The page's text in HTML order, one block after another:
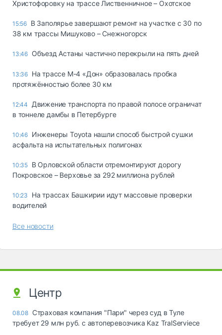
Христофоровку на трассе Лиственничное – Охотское
15:56 В Заполярье завершают ремонт на участке с 30 по
38 км трассы Мишуково – Снежногорск
13:46 Объезд Астаны частично перекрыли на пять дней
13:36 На трассе М-4 «Дон» образовалась пробка
протяжённостью более 30 км
12:44
Движение транспорта по правой полосе ограничат
в тоннеле дамбы в Петербурге
10:46 Инженеры Toyota нашли способ быстрой сушки
асфальта на испытательных полигонах
10:35 В Орловской области отремонтируют дорогу
Покровское – Верховье за 292 миллиона рублей
10:23
На трассах Башкирии идут массовые проверки
водителей
Все новости
Центр
08.08 Страховая компания "Пари" через суд в Туле
требует 29 млн руб. с автоперевозчика Kaz TralServiece